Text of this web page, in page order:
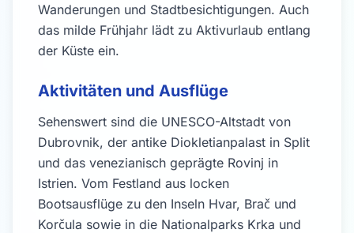
Wanderungen und Stadtbesichtigungen. Auch
das milde Frühjahr lädt zu Aktivurlaub entlang
der Küste ein.
Aktivitäten und Ausflüge
Sehenswert sind die UNESCO-Altstadt von
Dubrovnik, der antike Diokletianpalast in Split
und das venezianisch geprägte Rovinj in
Istrien. Vom Festland aus locken
Bootsausflüge zu den Inseln Hvar, Brač und
Korčula sowie in die Nationalparks Krka und